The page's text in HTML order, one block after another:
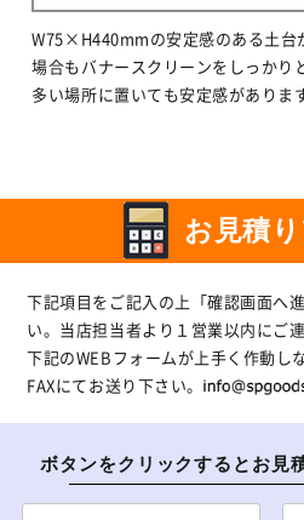
W75×H440mmの安定感のある土台
場合もバナースクリーンをしっかり
多い場所に置いても安定感がありま
お見積
下記項目をご記入の上「確認画面へ
い。当店担当者より１営業以内にご
下記のWEBフォームが上手く作動し
FAXにてお送り下さい。
ボタンをクリックするとお見